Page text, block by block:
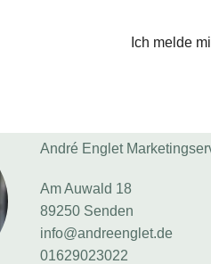
Ich melde
André Englet
Am Auwald 18
89250 Senden
info@andreenglet.de
01629023022